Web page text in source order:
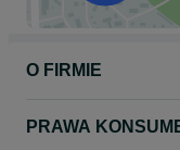
O FIRMIE
PRAWA